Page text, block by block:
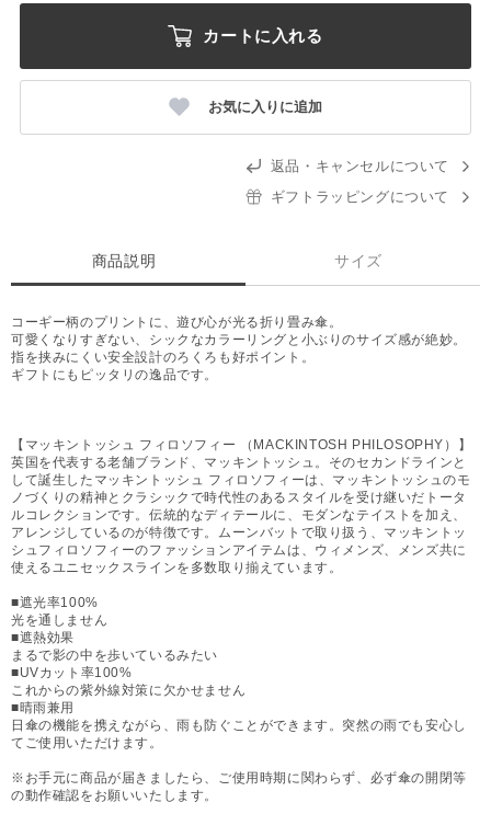
カートに入れる
お気に入りに追加
返品・キャンセルについて
ギフトラッピングについて
商品説明 サイズ
コーギー柄のプリントに、遊び心が光る折り畳み傘。
可愛くなりすぎない、シックなカラーリングと小ぶりのサイズ感が絶妙。
指を挟みにくい安全設計のろくろも好ポイント。
ギフトにもピッタリの逸品です。
【マッキントッシュ フィロソフィー （MACKINTOSH PHILOSOPHY）】
英国を代表する老舗ブランド、マッキントッシュ。そのセカンドラインと
して誕生したマッキントッシュ フィロソフィーは、マッキントッシュのモ
ノづくりの精神とクラシックで時代性のあるスタイルを受け継いだトータ
ルコレクションです。伝統的なディテールに、モダンなテイストを加え、
アレンジしているのが特徴です。ムーンバットで取り扱う、マッキントッ
シュフィロソフィーのファッションアイテムは、ウィメンズ、メンズ共に
使えるユニセックスラインを多数取り揃えています。
■遮光率100%
光を通しません
■遮熱効果
まるで影の中を歩いているみたい
■UVカット率100%
これからの紫外線対策に欠かせません
■晴雨兼用
日傘の機能を携えながら、雨も防ぐことができます。突然の雨でも安心し
てご使用いただけます。
※お手元に商品が届きましたら、ご使用時期に関わらず、必ず傘の開閉等
の動作確認をお願いいたします。